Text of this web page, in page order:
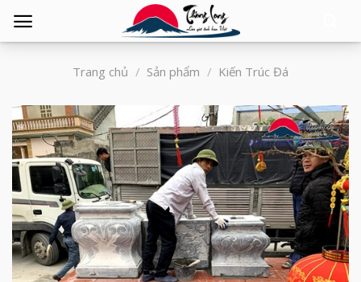
Trang chủ / Sản phẩm / Kiến Trúc Đá